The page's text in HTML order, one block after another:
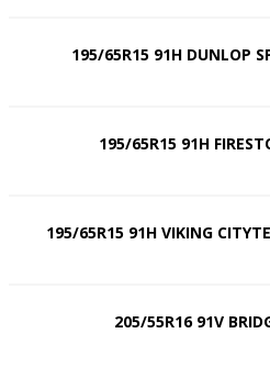
195/65R15 91H DUNLOP
195/65R15 91H
195/65R15 91H VIKING
205/55R16 91V